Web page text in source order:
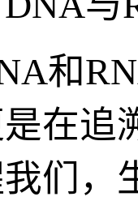
和
在追
们，